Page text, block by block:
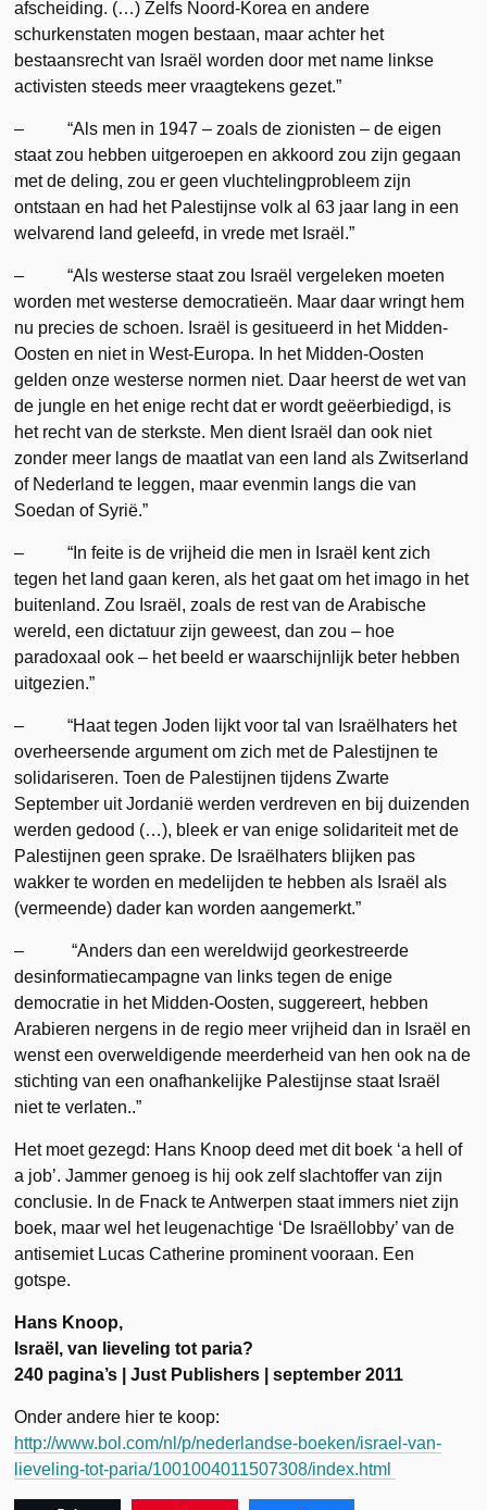
afscheiding. (…) Zelfs Noord-Korea en andere
schurkenstaten mogen bestaan, maar achter het
bestaansrecht van Israël worden door met name linkse
activisten steeds meer vraagtekens gezet.”
– “Als men in 1947 – zoals de zionisten – de eigen
staat zou hebben uitgeroepen en akkoord zou zijn gegaan
met de deling, zou er geen vluchtelingprobleem zijn
ontstaan en had het Palestijnse volk al 63 jaar lang in een
welvarend land geleefd, in vrede met Israël.”
– “Als westerse staat zou Israël vergeleken moeten
worden met westerse democratieën. Maar daar wringt hem
nu precies de schoen. Israël is gesitueerd in het Midden-
Oosten en niet in West-Europa. In het Midden-Oosten
gelden onze westerse normen niet. Daar heerst de wet van
de jungle en het enige recht dat er wordt geëerbiedigd, is
het recht van de sterkste. Men dient Israël dan ook niet
zonder meer langs de maatlat van een land als Zwitserland
of Nederland te leggen, maar evenmin langs die van
Soedan of Syrië.”
– “In feite is de vrijheid die men in Israël kent zich
tegen het land gaan keren, als het gaat om het imago in het
buitenland. Zou Israël, zoals de rest van de Arabische
wereld, een dictatuur zijn geweest, dan zou – hoe
paradoxaal ook – het beeld er waarschijnlijk beter hebben
uitgezien.”
– “Haat tegen Joden lijkt voor tal van Israëlhaters het
overheersende argument om zich met de Palestijnen te
solidariseren. Toen de Palestijnen tijdens Zwarte
September uit Jordanië werden verdreven en bij duizenden
werden gedood (…), bleek er van enige solidariteit met de
Palestijnen geen sprake. De Israëlhaters blijken pas
wakker te worden en medelijden te hebben als Israël als
(vermeende) dader kan worden aangemerkt.”
– “Anders dan een wereldwijd georkestreerde
desinformatiecampagne van links tegen de enige
democratie in het Midden-Oosten, suggereert, hebben
Arabieren nergens in de regio meer vrijheid dan in Israël en
wenst een overweldigende meerderheid van hen ook na de
stichting van een onafhankelijke Palestijnse staat Israël
niet te verlaten..”
Het moet gezegd: Hans Knoop deed met dit boek ‘a hell of
a job’. Jammer genoeg is hij ook zelf slachtoffer van zijn
conclusie. In de Fnack te Antwerpen staat immers niet zijn
boek, maar wel het leugenachtige ‘De Israëllobby’ van de
antisemiet Lucas Catherine prominent vooraan. Een
gotspe.
Hans Knoop,
Israël, van lieveling tot paria?
240 pagina’s | Just Publishers | september 2011
Onder andere hier te koop:
http://www.bol.com/nl/p/nederlandse-boeken/israel-van-
lieveling-tot-paria/1001004011507308/index.html